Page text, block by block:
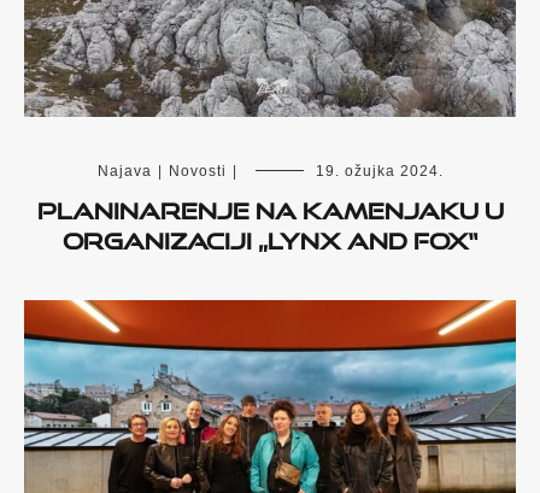
Najava Novosti 19. ožujka 2024.
Planinarenje na Kamenjaku u
organizaciji „Lynx and Fox“